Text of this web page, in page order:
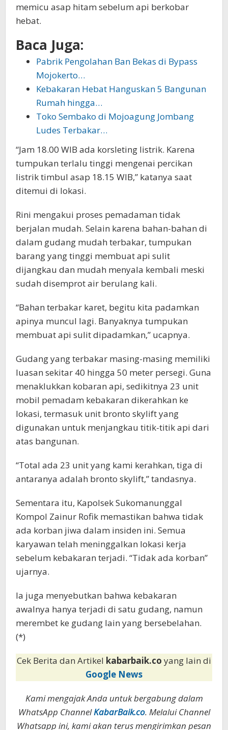
memicu asap hitam sebelum api berkobar
hebat.
Baca Juga:
Pabrik Pengolahan Ban Bekas di Bypass
Mojokerto…
Kebakaran Hebat Hanguskan 5 Bangunan
Rumah hingga…
Toko Sembako di Mojoagung Jombang
Ludes Terbakar…
“Jam 18.00 WIB ada korsleting listrik. Karena
tumpukan terlalu tinggi mengenai percikan
listrik timbul asap 18.15 WIB,” katanya saat
ditemui di lokasi.
Rini mengakui proses pemadaman tidak
berjalan mudah. Selain karena bahan-bahan di
dalam gudang mudah terbakar, tumpukan
barang yang tinggi membuat api sulit
dijangkau dan mudah menyala kembali meski
sudah disemprot air berulang kali.
“Bahan terbakar karet, begitu kita padamkan
apinya muncul lagi. Banyaknya tumpukan
membuat api sulit dipadamkan,” ucapnya.
Gudang yang terbakar masing-masing memiliki
luasan sekitar 40 hingga 50 meter persegi. Guna
menaklukkan kobaran api, sedikitnya 23 unit
mobil pemadam kebakaran dikerahkan ke
lokasi, termasuk unit bronto skylift yang
digunakan untuk menjangkau titik-titik api dari
atas bangunan.
“Total ada 23 unit yang kami kerahkan, tiga di
antaranya adalah bronto skylift,” tandasnya.
Sementara itu, Kapolsek Sukomanunggal
Kompol Zainur Rofik memastikan bahwa tidak
ada korban jiwa dalam insiden ini. Semua
karyawan telah meninggalkan lokasi kerja
sebelum kebakaran terjadi. “Tidak ada korban”
ujarnya.
Ia juga menyebutkan bahwa kebakaran
awalnya hanya terjadi di satu gudang, namun
merembet ke gudang lain yang bersebelahan.
(*)
Cek Berita dan Artikel kabarbaik.co yang lain di
Google News
Kami mengajak Anda untuk bergabung dalam
WhatsApp ChannelKabarBaik.co. Melalui Channel
Whatsapp ini, kami akan terus mengirimkan pesan